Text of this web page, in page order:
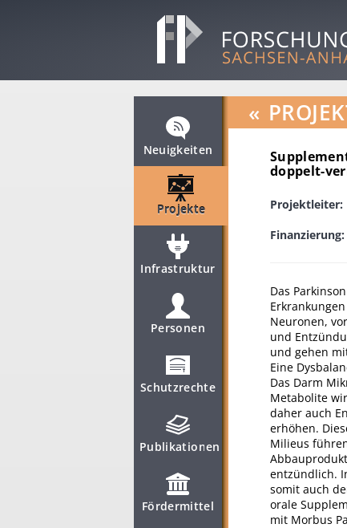
Neuigkeiten
Projekte
Infrastruktur
Personen
Schutzrechte
Publikationen
Fördermittel
«
doppelt-
Projektleiter:
Finanzierung:
Das
Neuronen,
und
und gehen
Eine
Das Darm
Metabolite
daher auch
erhöhen.
Milieus
entzündlich.
somit auch
orale
mit Morbus